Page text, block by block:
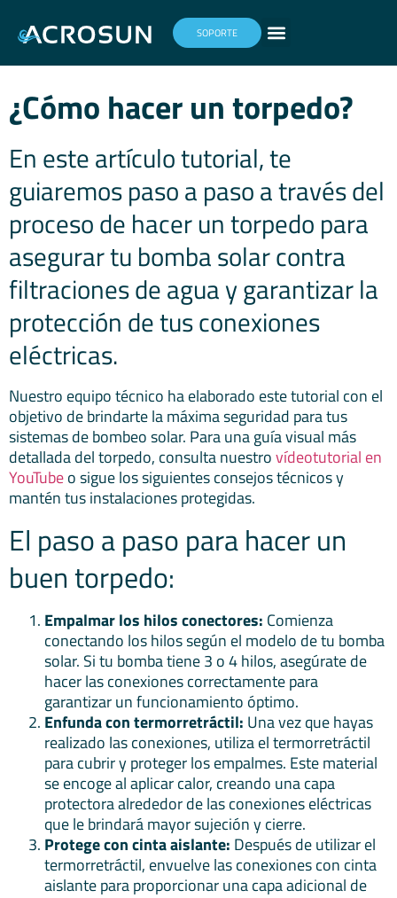
SOPORTE
¿Cómo hacer un torpedo?
En este artículo tutorial, te
guiaremos paso a paso a través del
proceso de hacer un torpedo para
asegurar tu bomba solar contra
filtraciones de agua y garantizar la
protección de tus conexiones
eléctricas.
Nuestro equipo técnico ha elaborado este tutorial con el
objetivo de brindarte la máxima seguridad para tus
sistemas de bombeo solar. Para una guía visual más
detallada del torpedo, consulta nuestrovídeotutorial en
YouTubeo sigue los siguientes consejos técnicos y
mantén tus instalaciones protegidas.
El paso a paso para hacer un
buen torpedo:
Empalmar los hilos conectores: Comienza
conectando los hilos según el modelo de tu bomba
solar. Si tu bomba tiene 3 o 4 hilos, asegúrate de
hacer las conexiones correctamente para
garantizar un funcionamiento óptimo.
Enfunda con termorretráctil: Una vez que hayas
realizado las conexiones, utiliza el termorretráctil
para cubrir y proteger los empalmes. Este material
se encoge al aplicar calor, creando una capa
protectora alrededor de las conexiones eléctricas
que le brindará mayor sujeción y cierre.
Protege con cinta aislante: Después de utilizar el
termorretráctil, envuelve las conexiones con cinta
aislante para proporcionar una capa adicional de